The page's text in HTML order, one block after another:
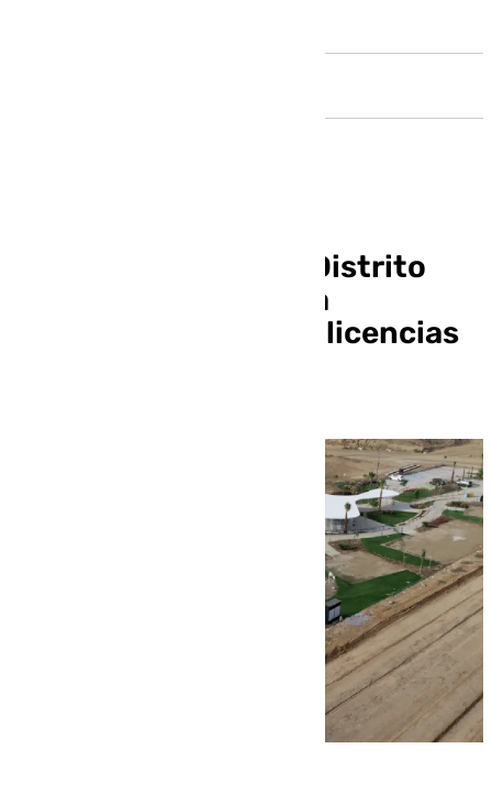
Un paso más para el Distrito
Zeta de Málaga con la
concesión de nuevas licencias